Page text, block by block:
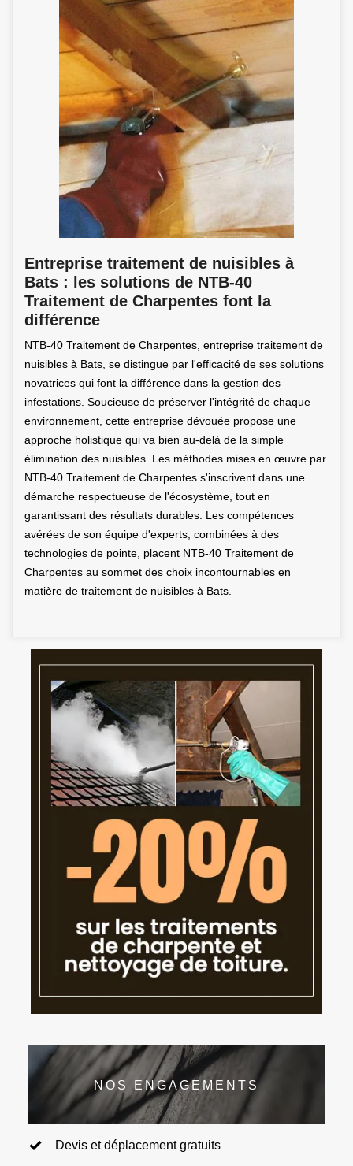
Entreprise traitement de nuisibles à
Bats : les solutions de NTB-40
Traitement de Charpentes font la
différence
NTB-40 Traitement de Charpentes, entreprise traitement de
nuisibles à Bats, se distingue par l'efficacité de ses solutions
novatrices qui font la différence dans la gestion des
infestations. Soucieuse de préserver l'intégrité de chaque
environnement, cette entreprise dévouée propose une
approche holistique qui va bien au-delà de la simple
élimination des nuisibles. Les méthodes mises en œuvre par
NTB-40 Traitement de Charpentes s'inscrivent dans une
démarche respectueuse de l'écosystème, tout en
garantissant des résultats durables. Les compétences
avérées de son équipe d'experts, combinées à des
technologies de pointe, placent NTB-40 Traitement de
Charpentes au sommet des choix incontournables en
matière de traitement de nuisibles à Bats.
NOS ENGAGEMENTS
Devis et déplacement gratuits